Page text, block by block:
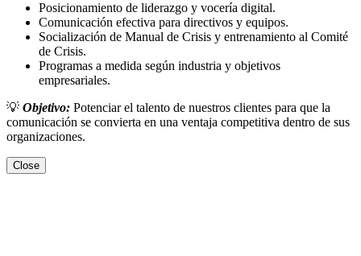
Posicionamiento de liderazgo y vocería digital.
Comunicación efectiva para directivos y equipos.
Socialización de Manual de Crisis y entrenamiento al Comité
de Crisis.
Programas a medida según industria y objetivos
empresariales.
💡 Objetivo: Potenciar el talento de nuestros clientes para que la
comunicación se convierta en una ventaja competitiva dentro de sus
organizaciones.
Close